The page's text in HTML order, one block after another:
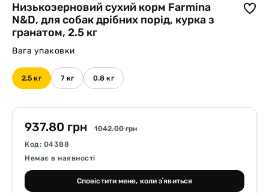
Низькозерновий сухий корм Farmina
N&D, для собак дрібних порід, курка з
гранатом, 2.5 кг
Вага упаковки
2.5 кг 7 кг 0.8 кг
937.80 грн
1042.00 грн
Код: 04388
Немає в наявності
Сповістити мене, коли зʼявиться